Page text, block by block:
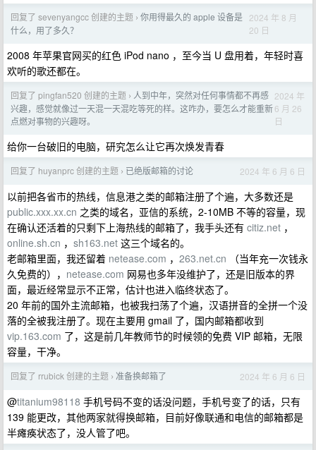
回复了 sevenyangcc 创建的主题 › 你用得最久的 apple 设备是
什么，用了多久？
2024 年 8 月
20 日
2008 年苹果官网买的红色 iPod nano ，至今当 U 盘用着，年轻时喜
欢听的歌还都在。
回复了 pingfan520 创建的主题 › 人到中年，突然对任何事情都不再感
兴趣，感觉就像过一天混一天混吃等死的样。这咋办，要怎么才能重新
点燃对事物的兴趣呀。
2024 年
6 月 26
日
给你一台破旧的电脑，研究怎么让它再次焕发青春
回复了 huyanprc 创建的主题 › 已绝版邮箱的讨论 2024 年 6 月 6 日
以前把各省市的热线，信息港之类的邮箱注册了个遍，大多数还是
public.xxx.xx.cn 之类的域名，亚信的系统，2-10MB 不等的容量，现
在确认还活着的只剩下上海热线的邮箱了，我手头还有 citiz.net ，
online.sh.cn ， sh163.net 这三个域名的。
老邮箱里面，我还留着 netease.com ， 263.net.cn （当年充一次钱永
久免费的）， netease.com 网易也多年没维护了，还是旧版本的界
面，最近经常显示不正常，估计也进入临终状态了。
20 年前的国外主流邮箱，也被我扫荡了个遍，汉语拼音的全拼一个没
落的全被我注册了。现在主要用 gmail 了，国内邮箱都收到
vip.163.com 了，这是前几年教师节的时候领的免费 VIP 邮箱，无限
容量，干净。
回复了 rrubick 创建的主题 › 准备换邮箱了 2024 年 6 月 6 日
@titanium98118 手机号码不变的话没问题，手机号变了的话，只有
139 能更改，其他两家就得换邮箱，目前好像联通和电信的邮箱都是
半瘫痪状态了，没人管了吧。